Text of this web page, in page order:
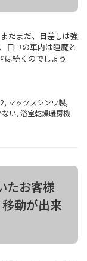
だまだ、日差しは強
日中の車内は睡魔と
は続くのでしょう
, マックスシンワ製,
ない, 浴室乾燥暖房機
たお客様
動が出来